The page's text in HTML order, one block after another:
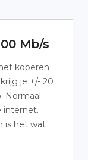
Mb/s
koperen
je +/- 20
Normaal
internet.
is het wat